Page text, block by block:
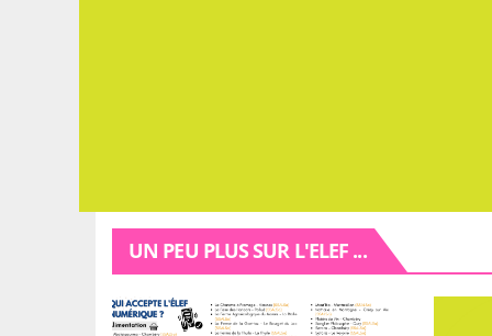
UN PEU PLUS SUR L'ELEF ...